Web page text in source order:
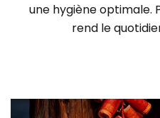
une hygiène optimale.
rend le